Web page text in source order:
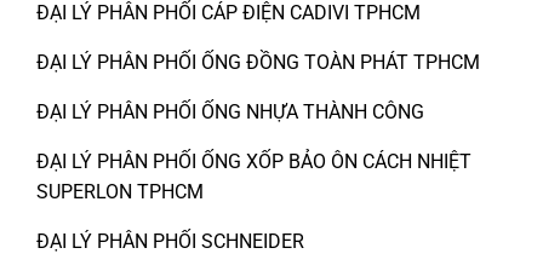
ĐẠI LÝ PHÂN PHỐI CÁP ĐIỆN CADIVI TPHCM
ĐẠI LÝ PHÂN PHỐI ỐNG ĐỒNG TOÀN PHÁT TPHCM
ĐẠI LÝ PHÂN PHỐI ỐNG NHỰA THÀNH CÔNG
ĐẠI LÝ PHÂN PHỐI ỐNG XỐP BẢO ÔN CÁCH NHIỆT
SUPERLON TPHCM
ĐẠI LÝ PHÂN PHỐI SCHNEIDER